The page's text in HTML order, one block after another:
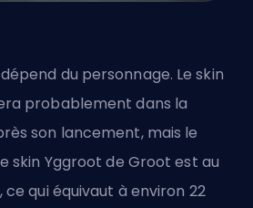
du personnage. Le skin
probablement dans la
son lancement, mais le
skin Yggroot de Groot est au
ce qui équivaut à environ 22